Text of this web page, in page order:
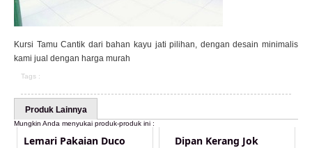
Kursi Tamu Cantik dari bahan kayu jati pilihan, dengan desain minimalis
kami jual dengan harga murah
Tags :
Produk Lainnya
Mungkin Anda menyukai produk-produk ini :
Lemari Pakaian Duco Dipan Kerang Jok